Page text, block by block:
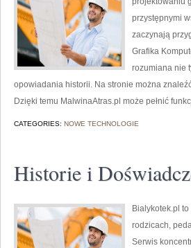
przystępnymi
zaczynają
Grafika
rozumiana nie
opowiadania historii. Na stronie można
Dzięki temu MalwinaAtras.pl może pełnić
CATEGORIES: NOWE TECHNOLOGIE
Historie i
Bialykotek.pl
rodzicach,
Serwis